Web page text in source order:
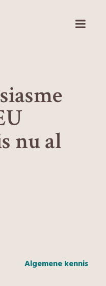
nu al
Algemene kennis